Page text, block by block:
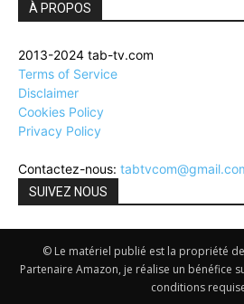
À PROPOS
2013-2024 tab-tv.com
Terms of Service
Disclaimer
Cookies Policy
Privacy Policy
Contactez-nous:
SUIVEZ NOUS
© Le matériel publié est la propriété
Partenaire Amazon, je réalise un bénéfice
conditions